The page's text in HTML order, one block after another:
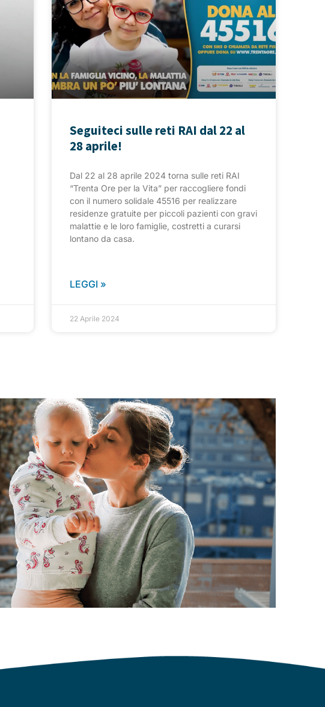
Seguiteci sulle reti RAI dal 22 al
28 aprile!
Dal 22 al 28 aprile 2024 torna sulle reti RAI
“Trenta Ore per la Vita” per raccogliere fondi
con il numero solidale 45516 per realizzare
residenze gratuite per piccoli pazienti con gravi
malattie e le loro famiglie, costretti a curarsi
lontano da casa.
LEGGI »
22 Aprile 2024